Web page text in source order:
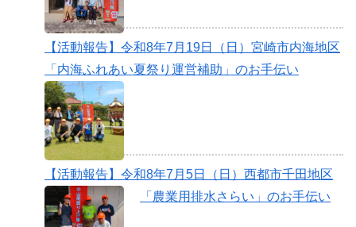
【活動報告】令和8年7月19日（日）宮崎市内海地区
「内海ふれあい夏祭り運営補助」のお手伝い
【活動報告】令和8年7月5日（日）西都市千田地区
「農業用排水さらい」のお手伝い